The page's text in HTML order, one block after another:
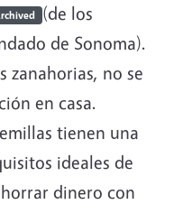
(de los
de Sonoma).
zanahorias, no se
en casa.
tienen una
ideales de
dinero con